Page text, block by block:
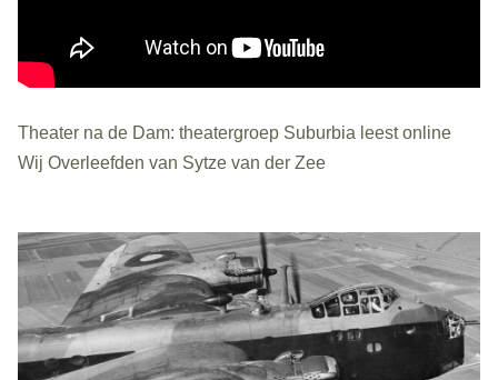
Theater na de Dam: theatergroep Suburbia leest online
Wij Overleefden van Sytze van der Zee